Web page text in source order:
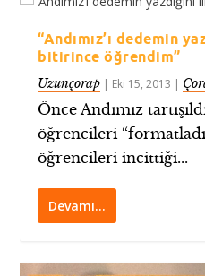
“Andımız’ı dedemin
bitirince öğrendim”
Uzunçorap | Eki 15, 2013 |
Önce Andımız
öğrencileri
öğrencileri incittiği...
Devamı…